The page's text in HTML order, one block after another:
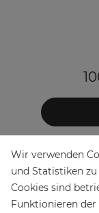
Wir verwenden
und Statistiken
Cookies sind
Funktionieren der